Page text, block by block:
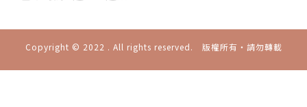
Copyright © 2022 . All rights reserved. 版權所有‧請勿轉載